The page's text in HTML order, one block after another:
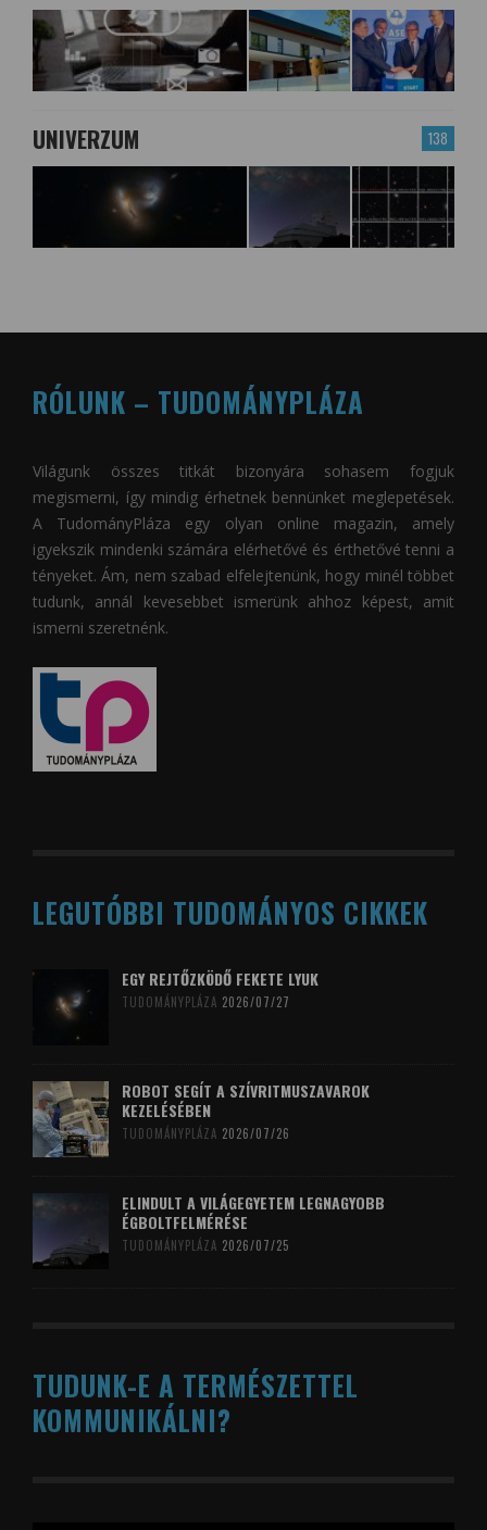
138
UNIVERZUM
RÓLUNK – TUDOMÁNYPLÁZA
Világunk összes titkát bizonyára sohasem fogjuk
megismerni, így mindig érhetnek bennünket meglepetések.
A TudományPláza egy olyan online magazin, amely
igyekszik mindenki számára elérhetővé és érthetővé tenni a
tényeket. Ám, nem szabad elfelejtenünk, hogy minél többet
tudunk, annál kevesebbet ismerünk ahhoz képest, amit
ismerni szeretnénk.
LEGUTÓBBI TUDOMÁNYOS CIKKEK
EGY REJTŐZKÖDŐ FEKETE LYUK
TUDOMÁNYPLÁZA 2026/07/27
ROBOT SEGÍT A SZÍVRITMUSZAVAROK
KEZELÉSÉBEN
TUDOMÁNYPLÁZA 2026/07/26
ELINDULT A VILÁGEGYETEM LEGNAGYOBB
ÉGBOLTFELMÉRÉSE
TUDOMÁNYPLÁZA 2026/07/25
TUDUNK-E A TERMÉSZETTEL
KOMMUNIKÁLNI?